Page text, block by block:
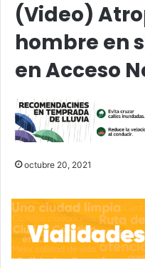
(Video)
hombre en
en Acceso
octubre 20, 2021